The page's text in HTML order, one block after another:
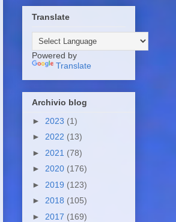
Translate
Powered by
Translate
Archivio blog
► 2023 (1)
► 2022 (13)
► 2021 (78)
► 2020 (176)
► 2019 (123)
► 2018 (105)
► 2017 (169)